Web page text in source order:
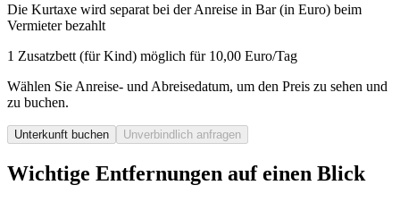
Die Kurtaxe wird separat bei der Anreise in Bar (in Euro) beim
Vermieter bezahlt
1 Zusatzbett (für Kind) möglich für 10,00 Euro/Tag
Wählen Sie Anreise- und Abreisedatum, um den Preis zu sehen und
zu buchen.
Unterkunft buchen Unverbindlich anfragen
Wichtige Entfernungen auf einen Blick